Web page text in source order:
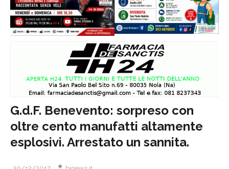
G.d.F. Benevento: sorpreso con
oltre cento manufatti altamente
esplosivi. Arrestato un sannita.